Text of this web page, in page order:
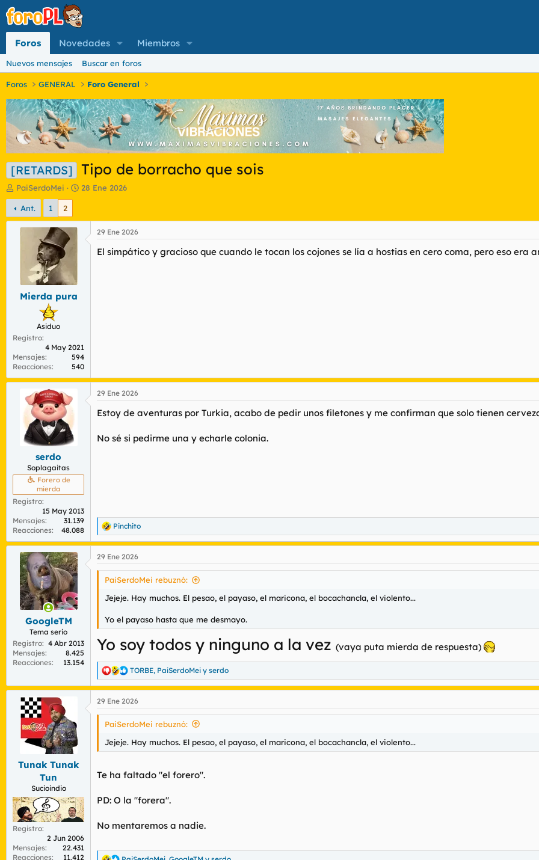
Foros Novedades Miembros
Nuevos mensajes Buscar en foros
Foros GENERAL Foro General
[RETARDS] Tipo de borracho que sois
I
n
i
c
d
m
PaiSerdoMei
F
h
28 Ene 2026
Ant. 1 2
Mierda pura
Asiduo
Registro
4 May 2021
Mensajes
594
Reacciones
540
29 Ene 2026
El simpático y gracioso que cuando le tocan los cojones se lía a hostias en cero coma, pero eso era
serdo
Soplagaitas
Forero de
mierda
Registro
15 May 2013
Mensajes
31.139
Reacciones
48.088
29 Ene 2026
Estoy de aventuras por Turkia, acabo de pedir unos filetones y me confirman que solo tienen
No sé si pedirme una y echarle colonia.
R
e
a
c
c
Pinchito
GoogleTM
Tema serio
Registro
4 Abr 2013
Mensajes
8.425
Reacciones
13.154
29 Ene 2026
PaiSerdoMei rebuznó:
Jejeje. Hay muchos. El pesao, el payaso, el maricona, el bocachancla, el violento...
Yo el payaso hasta que me desmayo.
Yo soy todos y ninguno a la vez (vaya puta mierda de respuesta)
R
e
a
c
c
e
:
TORBE, PaiSerdoMei y serdo
Tunak Tunak
Tun
Sucioindio
Registro
2 Jun 2006
Mensajes
22.431
Reacciones
11.412
29 Ene 2026
PaiSerdoMei rebuznó:
Jejeje. Hay muchos. El pesao, el payaso, el maricona, el bocachancla, el violento...
Te ha faltado "el forero".
PD: O la "forera".
No mentaremos a nadie.